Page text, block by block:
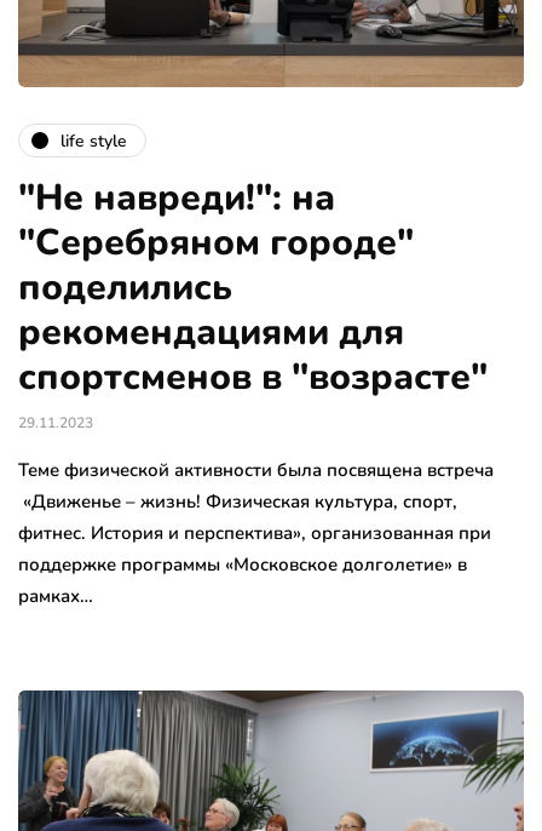
life style
"Не навреди!": на
"Серебряном городе"
поделились
рекомендациями для
спортсменов в "возрасте"
29.11.2023
Теме физической активности была посвящена встреча
«Движенье – жизнь! Физическая культура, спорт,
фитнес. История и перспектива», организованная при
поддержке программы «Московское долголетие» в
рамках…